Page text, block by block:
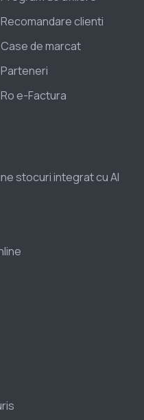
Recomandare clienti
Case de marcat
Parteneri
Ro e-Factura
stocuri integrat cu AI